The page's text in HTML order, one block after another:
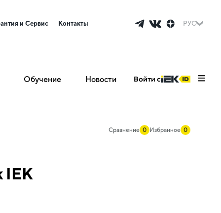
и Сервис Контакты РУС
Обучение Новости Войти с
Сравнение 0 Избранное 0
IEK